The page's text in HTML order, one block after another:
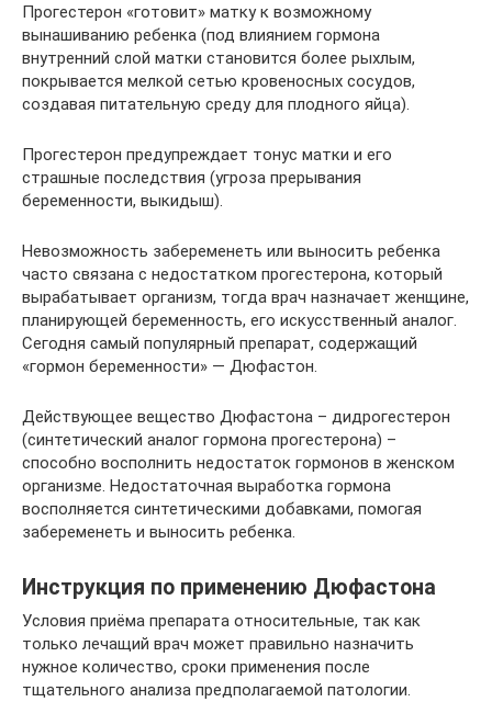
Прогестерон «готовит» матку к возможному
вынашиванию ребенка (под влиянием гормона
внутренний слой матки становится более рыхлым,
покрывается мелкой сетью кровеносных сосудов,
создавая питательную среду для плодного яйца).
Прогестерон предупреждает тонус матки и его
страшные последствия (угроза прерывания
беременности, выкидыш).
Невозможность забеременеть или выносить ребенка
часто связана с недостатком прогестерона, который
вырабатывает организм, тогда врач назначает женщине,
планирующей беременность, его искусственный аналог.
Сегодня самый популярный препарат, содержащий
«гормон беременности» — Дюфастон.
Действующее вещество Дюфастона – дидрогестерон
(синтетический аналог гормона прогестерона) –
способно восполнить недостаток гормонов в женском
организме. Недостаточная выработка гормона
восполняется синтетическими добавками, помогая
забеременеть и выносить ребенка.
Инструкция по применению Дюфастона
Условия приёма препарата относительные, так как
только лечащий врач может правильно назначить
нужное количество, сроки применения после
тщательного анализа предполагаемой патологии.